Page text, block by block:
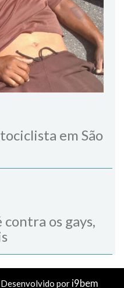
em São
os gays,
por i9bem